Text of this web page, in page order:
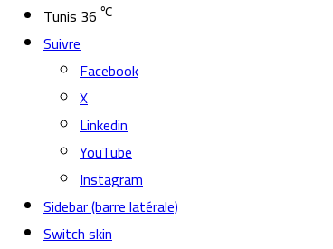
Tunis 36 ℃
Suivre
Facebook
X
Linkedin
YouTube
Instagram
Sidebar (barre latérale)
Switch skin